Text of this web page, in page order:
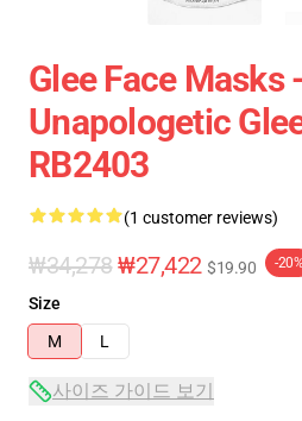
Glee Face Masks -
Unapologetic
RB2403
(1 customer reviews)
₩34,278₩27,422 $19.90 -20%
Size
M
L
사이즈 가이드 보기